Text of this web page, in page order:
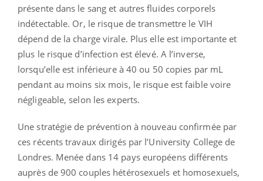
présente dans le sang et autres fluides corporels
indétectable. Or, le risque de transmettre le VIH
dépend de la charge virale. Plus elle est importante et
plus le risque d’infection est élevé. A l’inverse,
lorsqu’elle est inférieure à 40 ou 50 copies par mL
pendant au moins six mois, le risque est faible voire
négligeable, selon les experts.
Une stratégie de prévention à nouveau confirmée par
ces récents travaux dirigés par l’University College de
Londres. Menée dans 14 pays européens différents
auprès de 900 couples hétérosexuels et homosexuels,